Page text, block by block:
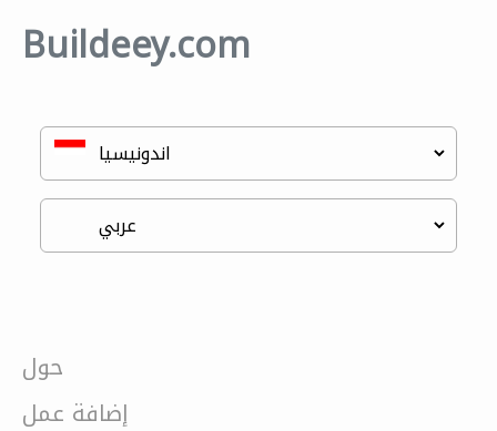
Buildeey.com
حول
إضافة عمل